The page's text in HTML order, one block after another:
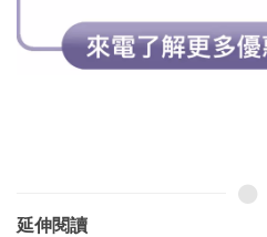
延伸閱讀